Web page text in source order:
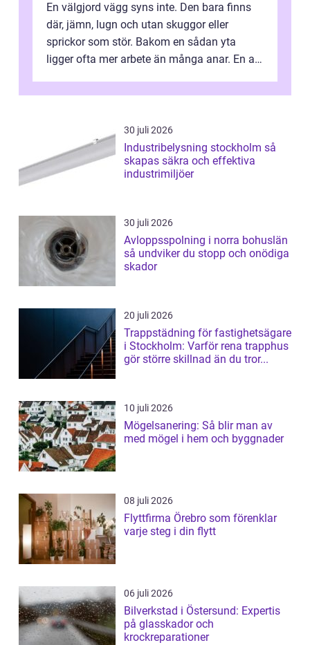
En välgjord vägg syns inte. Den bara finns
där, jämn, lugn och utan skuggor eller
sprickor som stör. Bakom en sådan yta
ligger ofta mer arbete än många anar. En av
30 juli 2026
Industribelysning stockholm så
skapas säkra och effektiva
industrimiljöer
30 juli 2026
Avloppsspolning i norra bohuslän
så undviker du stopp och onödiga
skador
20 juli 2026
Trappstädning för fastighetsägare
i Stockholm: Varför rena trapphus
gör större skillnad än du tror...
10 juli 2026
Mögelsanering: Så blir man av
med mögel i hem och byggnader
08 juli 2026
Flyttfirma Örebro som förenklar
varje steg i din flytt
06 juli 2026
Bilverkstad i Östersund: Expertis
på glasskador och
krockreparationer